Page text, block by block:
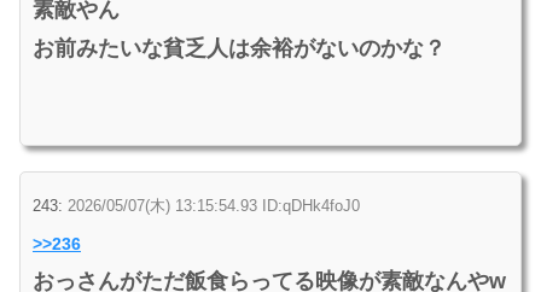
素敵やん
お前みたいな貧乏人は余裕がないのかな？
243: 2026/05/07(木) 13:15:54.93 ID:qDHk4foJ0
>>236
おっさんがただ飯食らってる映像が素敵なんやw